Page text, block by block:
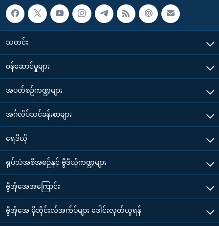
သတင်း
၀န်ဆောင်မှုများ
အပတ်စဉ်ကဏ္ဍများ
အင်္ဂလိပ်သင်ခန်းစာများ
ရေဒီယို
ရုပ်သံအစီအစဉ်နှင့် ဗွီဒီယိုကဏ္ဍများ
ဗွီအိုအေအကြောင်း
ဗွီအိုအေ မိုဘိုင်းလ်အက်ပ်များ ဒေါင်းလုတ်ယူရန်